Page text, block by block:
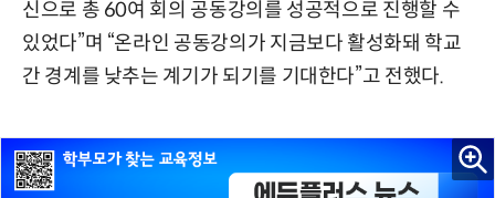
신으로 총 60여 회의 공동강의를 성공적으로 진행할 수
있었다”며 “온라인 공동강의가 지금보다 활성화돼 학교
간 경계를 낮추는 계기가 되기를 기대한다”고 전했다.